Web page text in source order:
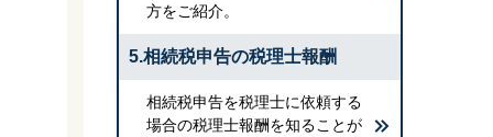
方をご紹介。
5.相続税申告の税理士報酬
相続税申告を税理士に依頼する
場合の税理士報酬を知ることが